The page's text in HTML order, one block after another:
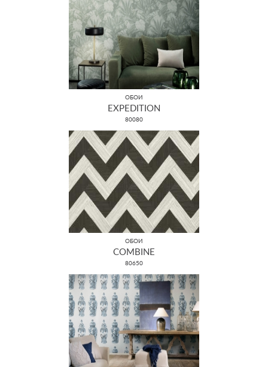
ОБОИ
EXPEDITION
80080
ОБОИ
COMBINE
80650